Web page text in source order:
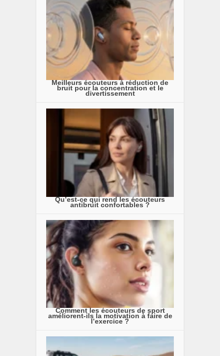
Meilleurs écouteurs à réduction de
bruit pour la concentration et le
divertissement
Qu’est-ce qui rend les écouteurs
antibruit confortables ?
Comment les écouteurs de sport
améliorent-ils la motivation à faire de
l’exercice ?